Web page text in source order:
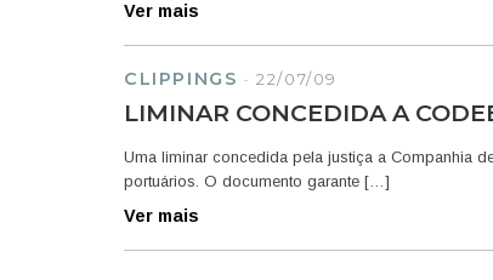
Ver mais
CLIPPINGS -22/07/09
LIMINAR CONCEDIDA A
Uma liminar concedida pela justiça a Companhia
portuários. O documento garante […]
Ver mais